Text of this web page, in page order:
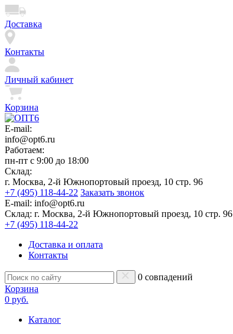
Доставка
Контакты
Личный кабинет
Корзина
E-mail:
info@opt6.ru
Работаем:
пн-пт с 9:00 до 18:00
Склад:
г. Москва, 2-й Южнопортовый проезд, 10 стр. 96
+7 (495) 118-44-22 Заказать звонок
E-mail: info@opt6.ru
Склад: г. Москва, 2-й Южнопортовый проезд, 10 стр. 96
+7 (495) 118-44-22
Доставка и оплата
Контакты
0 совпадений
Корзина
0 руб.
Каталог